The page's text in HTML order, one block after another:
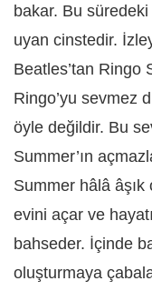
bakar. Bu
uyan cinstedir.
Beatles’tan Ringo
Ringo’yu sevmez
öyle değildir. Bu
Summer’ın
Summer hâlâ âşık
evini açar ve
bahseder. İçinde
oluşturmaya